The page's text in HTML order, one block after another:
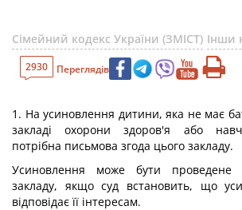
Сімейний кодекс України (ЗМІСТ) Інши
2930 Переглядів
1. На усиновлення дитини, яка не має
закладі охорони здоров'я або
потрібна письмова згода цього закладу.
Усиновлення може бути проведене
закладу, якщо суд встановить, що
відповідає її інтересам.